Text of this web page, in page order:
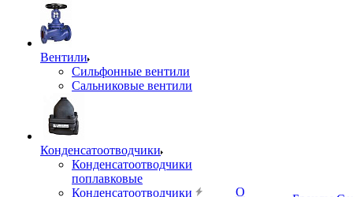
Вентили
Сильфонные вентили
Сальниковые вентили
Конденсатоотводчики
Конденсатоотводчики
поплавковые
Конденсатоотводчики
О